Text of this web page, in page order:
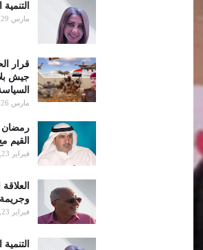
مارس 29, 2026
قرار
جيش
مارس 26, 2026
رمضان
القيم
فبراير 23, 2026
فبراير 23, 2026